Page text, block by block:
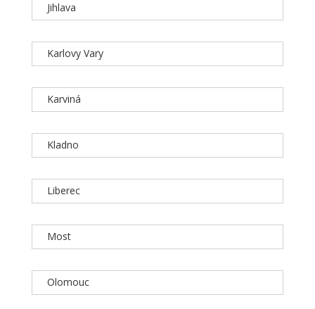
Jihlava
Karlovy Vary
Karviná
Kladno
Liberec
Most
Olomouc